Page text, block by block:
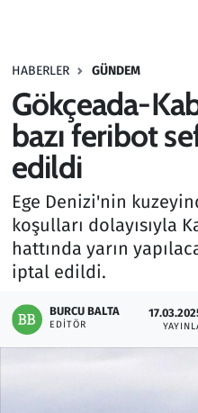
HABERLER GÜNDEM
Gökçeada-
bazı feribot
edildi
Ege Denizi'nin
koşulları dolayısıyla
hattında yarın
iptal edildi.
BURCU BALTA
EDITÖR
Haber
Kültür Sanat
Kurumsal Haberler
Lezzet Durağı
Memur ve Kamu
Otomobil
Oyun